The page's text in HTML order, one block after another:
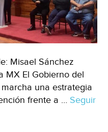
Misael Sánchez
MX El Gobierno del
una estrategia
frente a … Seguir